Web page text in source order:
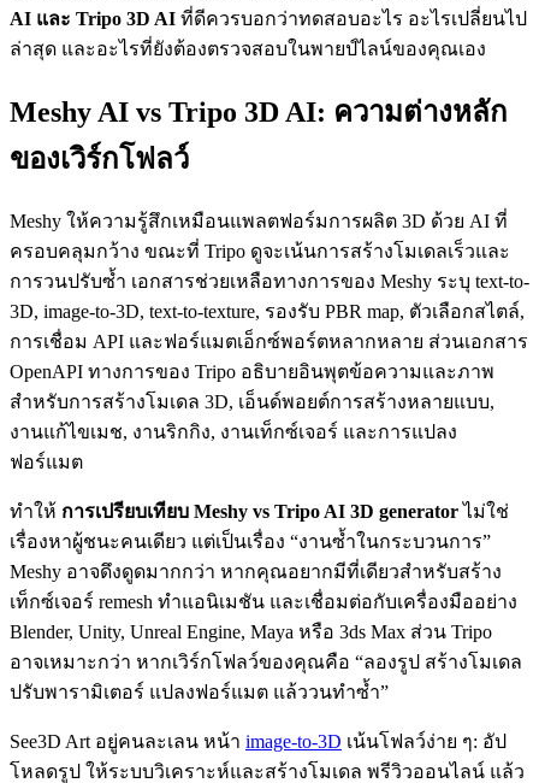
AI และ Tripo 3D AI ที่ดีควรบอกว่าทดสอบอะไร อะไรเปลี่ยนไป
ล่าสุด และอะไรที่ยังต้องตรวจสอบในพายป์ไลน์ของคุณเอง
Meshy AI vs Tripo 3D AI: ความต่างหลัก
ของเวิร์กโฟลว์
Meshy ให้ความรู้สึกเหมือนแพลตฟอร์มการผลิต 3D ด้วย AI ที่
ครอบคลุมกว้าง ขณะที่ Tripo ดูจะเน้นการสร้างโมเดลเร็วและ
การวนปรับซ้ำ เอกสารช่วยเหลือทางการของ Meshy ระบุ text-to-
3D, image-to-3D, text-to-texture, รองรับ PBR map, ตัวเลือกสไตล์,
การเชื่อม API และฟอร์แมตเอ็กซ์พอร์ตหลากหลาย ส่วนเอกสาร
OpenAPI ทางการของ Tripo อธิบายอินพุตข้อความและภาพ
สำหรับการสร้างโมเดล 3D, เอ็นด์พอยต์การสร้างหลายแบบ,
งานแก้ไขเมช, งานริกกิง, งานเท็กซ์เจอร์ และการแปลง
ฟอร์แมต
ทำให้ การเปรียบเทียบ Meshy vs Tripo AI 3D generatorไม่ใช่
เรื่องหาผู้ชนะคนเดียว แต่เป็นเรื่อง “งานซ้ำในกระบวนการ”
Meshy อาจดึงดูดมากกว่า หากคุณอยากมีที่เดียวสำหรับสร้าง
เท็กซ์เจอร์ remesh ทำแอนิเมชัน และเชื่อมต่อกับเครื่องมืออย่าง
Blender, Unity, Unreal Engine, Maya หรือ 3ds Max ส่วน Tripo
อาจเหมาะกว่า หากเวิร์กโฟลว์ของคุณคือ “ลองรูป สร้างโมเดล
ปรับพารามิเตอร์ แปลงฟอร์แมต แล้ววนทำซ้ำ”
See3D Art อยู่คนละเลน หน้า image-to-3D เน้นโฟลว์ง่าย ๆ: อัป
โหลดรูป ให้ระบบวิเคราะห์และสร้างโมเดล พรีวิวออนไลน์ แล้ว